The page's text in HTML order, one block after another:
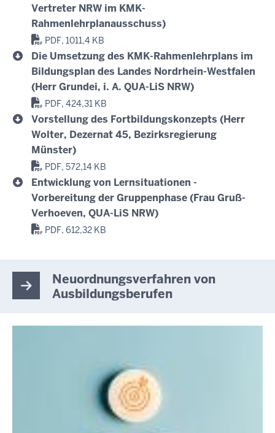
Vertreter NRW im KMK-
Rahmenlehrplanausschuss)
PDF, 1011,4 KB
Die Umsetzung des KMK-Rahmenlehrplans im
Bildungsplan des Landes Nordrhein-Westfalen
(Herr Grundei, i. A. QUA-LiS NRW)
PDF, 424,31 KB
Vorstellung des Fortbildungskonzepts (Herr
Wolter, Dezernat 45, Bezirksregierung
Münster)
PDF, 572,14 KB
Entwicklung von Lernsituationen -
Vorbereitung der Gruppenphase (Frau Gruß-
Verhoeven, QUA-LiS NRW)
PDF, 612,32 KB
Neuordnungsverfahren von
Ausbildungsberufen